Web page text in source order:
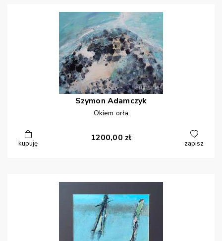
Szymon Adamczyk
Okiem orła
kupuję
1200,00 zł
zapisz